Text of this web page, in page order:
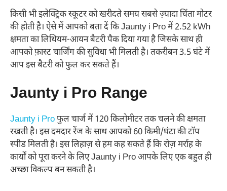
किसी भी इलेक्ट्रिक स्कूटर को खरीदते समय सबसे ज़्यादा चिंता मोटर
की होती है। ऐसे में आपको बता दें कि Jaunty i Pro में 2.52 kWh
क्षमता का लिथियम-आयन बैटरी पैक दिया गया है जिसके साथ ही
आपको फ़ास्ट चार्जिंग की सुविधा भी मिलती है। तकरीबन 3.5 घंटे में
आप इस बैटरी को फुल कर सकते हैं।
Jaunty i Pro Range
Jaunty i Proफुल चार्ज में 120 किलोमीटर तक चलने की क्षमता
रखती है। इस दमदार रेंज के साथ आपको 60 किमी/घंटा की टॉप
स्पीड मिलती है। इस लिहाज़ से हम कह सकते हैं कि रोज़ मर्राह के
कार्यों को पूरा करने के लिए Jaunty i Pro आपके लिए एक बहुत ही
अच्छा विकल्प बन सकती है।